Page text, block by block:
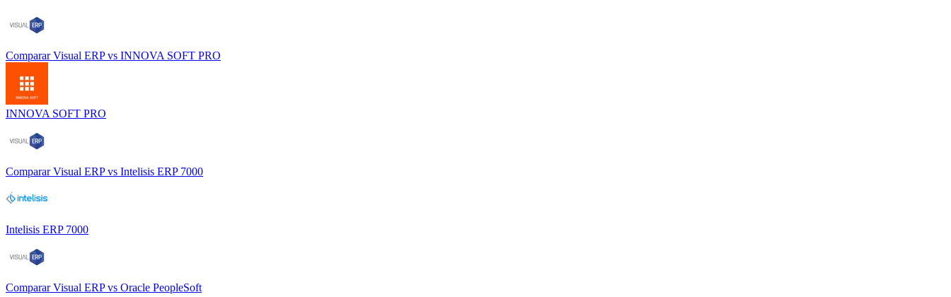
Comparar Visual ERPvs INNOVA SOFT PRO
INNOVA SOFT PRO
Comparar Visual ERPvs Intelisis ERP 7000
Intelisis ERP 7000
Comparar Visual ERPvs Oracle PeopleSoft